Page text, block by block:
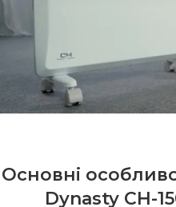
Основні
Dynasty CH-